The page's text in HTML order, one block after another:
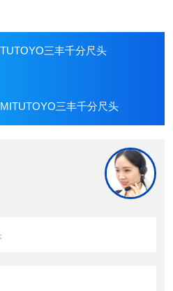
三丰千分尺头
三丰千分尺头